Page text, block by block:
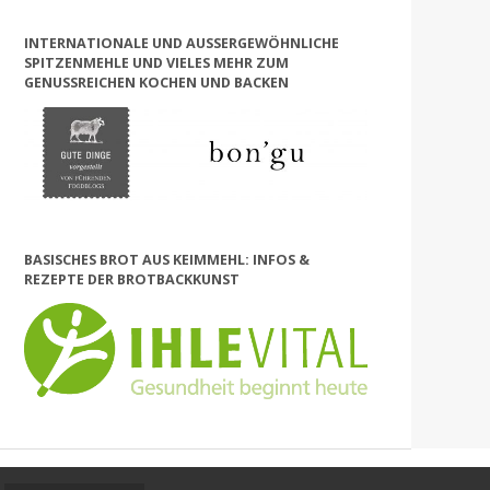
INTERNATIONALE UND AUSSERGEWÖHNLICHE S
PITZENMEHLE UND VIELES MEHR ZUM G
ENUSSREICHEN KOCHEN UND BACKEN
BASISCHES BROT AUS KEIMMEHL: INFOS &
REZEPTE DER BROTBACKKUNST